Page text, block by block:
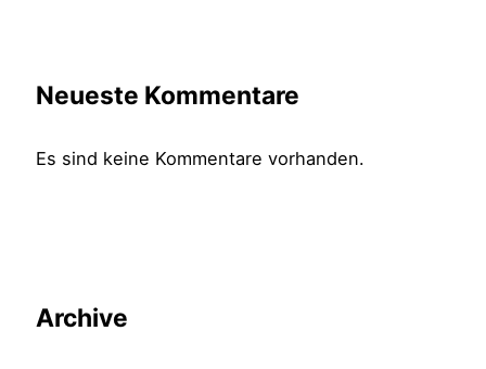
Neueste Kommentare
Es sind keine Kommentare vorhanden.
Archive